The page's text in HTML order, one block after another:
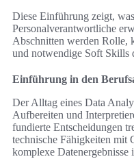
Diese Einführung zeigt,
Personalverantwortliche
Abschnitten werden Rolle,
und notwendige Soft Skills
Einführung in den
Der Alltag eines Data
Aufbereiten und
fundierte Entscheidungen
technische Fähigkeiten mit
komplexe